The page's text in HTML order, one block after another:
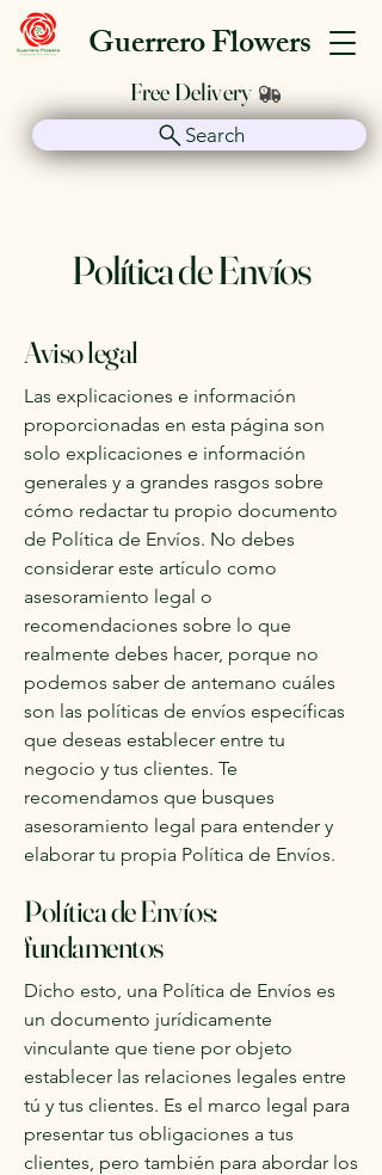
Guerrero Flowers
Free Delivery
Search
Política de Envíos
Aviso legal
Las explicaciones e información
proporcionadas en esta página son
solo explicaciones e información
generales y a grandes rasgos sobre
cómo redactar tu propio documento
de Política de Envíos. No debes
considerar este artículo como
asesoramiento legal o
recomendaciones sobre lo que
realmente debes hacer, porque no
podemos saber de antemano cuáles
son las políticas de envíos específicas
que deseas establecer entre tu
negocio y tus clientes. Te
recomendamos que busques
asesoramiento legal para entender y
elaborar tu propia Política de Envíos.
Política de Envíos:
fundamentos
Dicho esto, una Política de Envíos es
un documento jurídicamente
vinculante que tiene por objeto
establecer las relaciones legales entre
tú y tus clientes. Es el marco legal para
presentar tus obligaciones a tus
clientes, pero también para abordar los